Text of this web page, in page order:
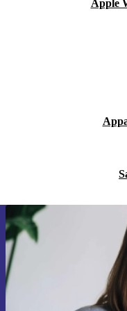
Apple
par mail
Ne